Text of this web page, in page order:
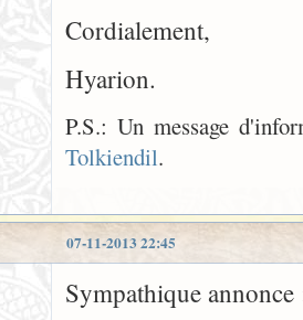
Cordialement,
Hyarion.
P.S.: Un message
Tolkiendil.
07-11-2013 22:45
Sympathique